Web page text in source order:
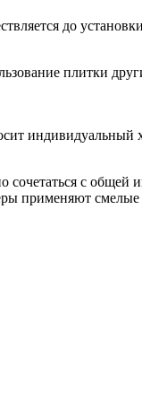
до
плитки
с общей
применяют